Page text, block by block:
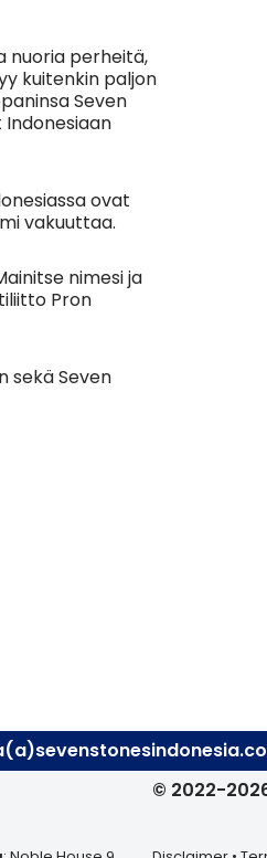
nuoria perheitä,
kuitenkin paljon
Seven
ovat
vakuuttaa.
nimesi ja
Pron
sekä Seven
© 2022-